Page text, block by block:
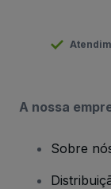
A nossa
Sobre